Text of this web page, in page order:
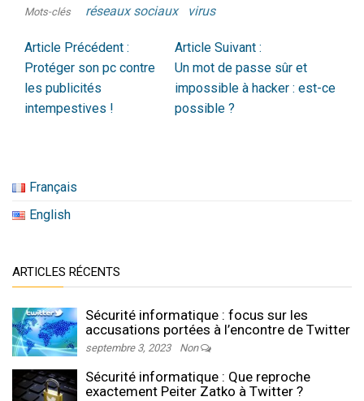
Mots-clés réseaux sociaux virus
Article Précédent :
Protéger son pc contre
les publicités
intempestives !
Article Suivant :
Un mot de passe sûr et
impossible à hacker : est-ce
possible ?
Français
English
ARTICLES RÉCENTS
Sécurité informatique : focus sur les
accusations portées à l’encontre de Twitter
septembre 3, 2023 Non
Sécurité informatique : Que reproche
exactement Peiter Zatko à Twitter ?